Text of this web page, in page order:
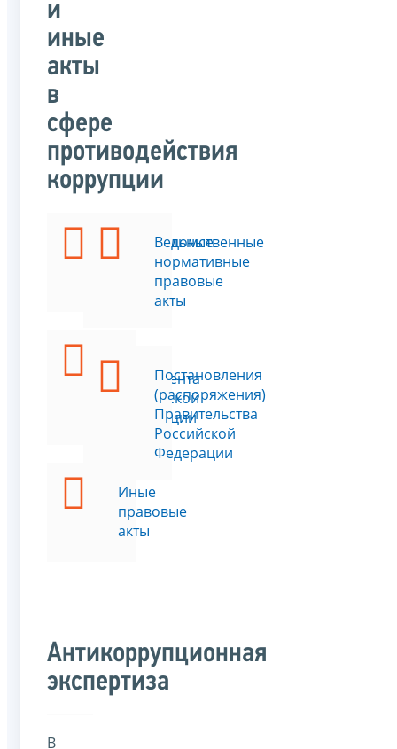
и
иные
акты
в
сфере
противодействия
коррупции
Федеральные
законы
Указы
Президента
Российской
Федерации
Иные
правовые
акты
Ведомственные
нормативные
правовые
акты
Постановления
(распоряжения)
Правительства
Российской
Федерации
Антикоррупционная
экспертиза
В